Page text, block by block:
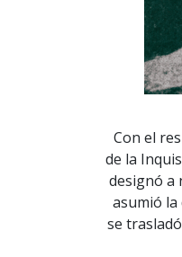
Con el
de la
designó a
asumió la
se